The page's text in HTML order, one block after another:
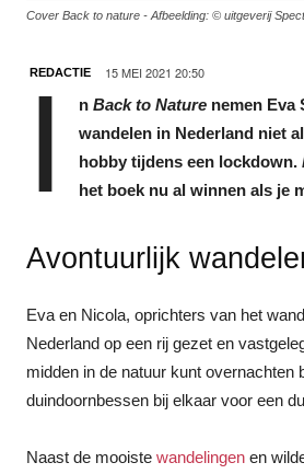
Cover Back to nature - Afbeelding: © uitgeverij
REDACTIE 15 MEI 2021 20:50
I n Back to Naturenemen Eva
wandelen in Nederland niet
hobby tijdens een lockdown.
het boek nu al winnen als je
Avontuurlijk
Eva en Nicola, oprichters van het
Nederland op een rij gezet en
midden in de natuur kunt overnachten
duindoornbessen bij elkaar voor een
Naast de mooiste wandelingen en